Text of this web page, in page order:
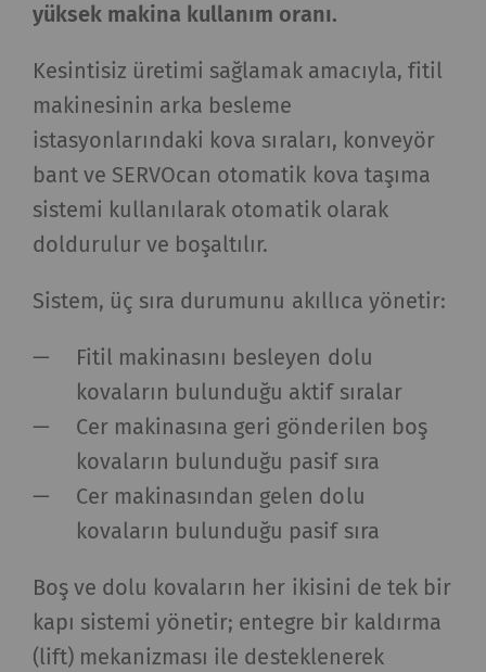
yüksek makina kullanım oranı.
Kesintisiz üretimi sağlamak amacıyla, fitil
makinesinin arka besleme
istasyonlarındaki kova sıraları, konveyör
bant ve SERVOcan otomatik kova taşıma
sistemi kullanılarak otomatik olarak
doldurulur ve boşaltılır.
Sistem, üç sıra durumunu akıllıca yönetir:
Fitil makinasını besleyen dolu
kovaların bulunduğu aktif sıralar
Cer makinasına geri gönderilen boş
kovaların bulunduğu pasif sıra
Cer makinasından gelen dolu
kovaların bulunduğu pasif sıra
Boş ve dolu kovaların her ikisini de tek bir
kapı sistemi yönetir; entegre bir kaldırma
(lift) mekanizması ile desteklenerek